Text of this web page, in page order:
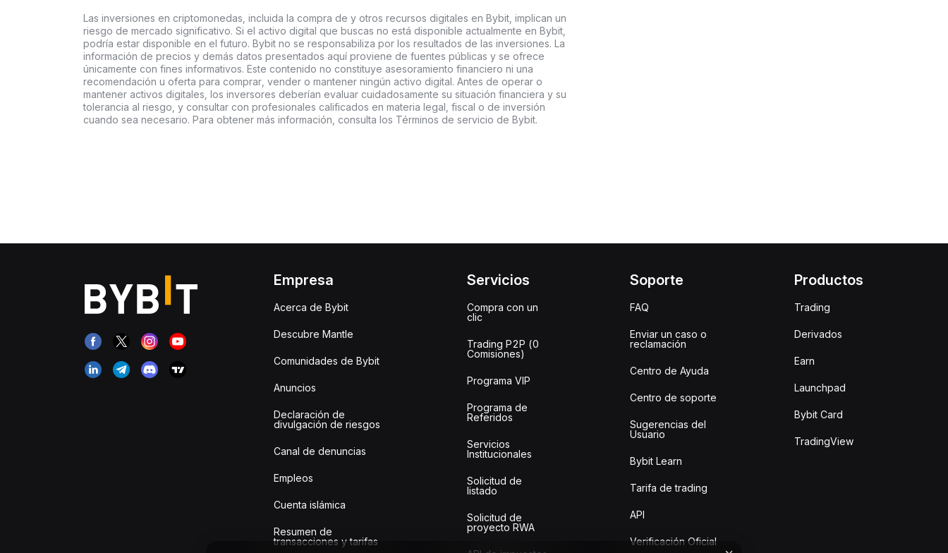
Las inversiones en criptomonedas, incluida la compra de y otros recursos digitales en Bybit, implican un
riesgo de mercado significativo. Si el activo digital que buscas no está disponible actualmente en Bybit,
podría estar disponible en el futuro. Bybit no se responsabiliza por los resultados de las inversiones. La
información de precios y demás datos presentados aquí proviene de fuentes públicas y se ofrece
únicamente con fines informativos. Este contenido no constituye asesoramiento financiero ni una
recomendación u oferta para comprar, vender o mantener ningún activo digital. Antes de operar o
mantener activos digitales, los inversores deberían evaluar cuidadosamente su situación financiera y su
tolerancia al riesgo, y consultar con profesionales calificados en materia legal, fiscal o de inversión
cuando sea necesario. Para obtener más información, consulta los Términos de servicio de Bybit.
Empresa
Acerca de Bybit
Descubre Mantle
Comunidades de Bybit
Anuncios
Declaración de
divulgación de riesgos
Canal de denuncias
Empleos
Cuenta islámica
Resumen de
transacciones y tarifas
Servicios
Compra con un
clic
Trading P2P (0
Comisiones)
Programa VIP
Programa de
Referidos
Servicios
Institucionales
Solicitud de
listado
Solicitud de
proyecto RWA
Soporte
FAQ
Enviar un caso o
reclamación
Centro de Ayuda
Centro de soporte
Sugerencias del
Usuario
Bybit Learn
Tarifa de trading
API
Verificación Oficial
Productos
Trading
Derivados
Earn
Launchpad
Bybit Card
TradingView